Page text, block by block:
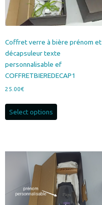
Coffret verre à bière prénom et
décapsuleur texte
personnalisable ef
COFFRETBIEREDECAP1
25.00€
Select options